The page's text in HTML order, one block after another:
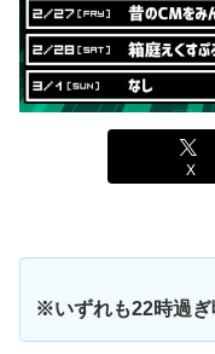
X
※いずれも22時過ぎ